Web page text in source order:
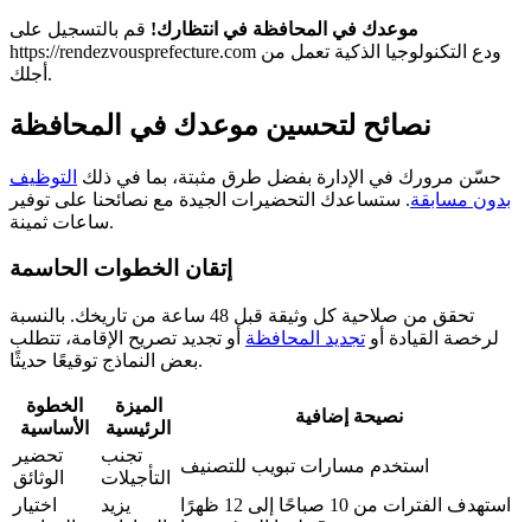
موعدك في المحافظة في انتظارك! قم بالتسجيل على
https://rendezvousprefecture.com ودع التكنولوجيا الذكية تعمل من
أجلك.
نصائح لتحسين موعدك في المحافظة
حسّن مرورك في الإدارة بفضل طرق مثبتة، بما في ذلك التوظيف
بدون مسابقة. ستساعدك التحضيرات الجيدة مع نصائحنا على توفير
ساعات ثمينة.
إتقان الخطوات الحاسمة
تحقق من صلاحية كل وثيقة قبل 48 ساعة من تاريخك. بالنسبة
لرخصة القيادة أو تجديد المحافظة أو تجديد تصريح الإقامة، تتطلب
بعض النماذج توقيعًا حديثًا.
الخطوة
الأساسية
الميزة
الرئيسية
نصيحة إضافية
تحضير
الوثائق
تجنب
التأجيلات
استخدم مسارات تبويب للتصنيف
اختيار
يزيد
استهدف الفترات من 10 صباحًا إلى 12 ظهرًا